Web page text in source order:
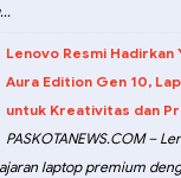
Lenovo Resmi Hadirkan
Aura Edition Gen 10,
untuk Kreativitas dan
PASKOTANEWS.COM –
laptop premium